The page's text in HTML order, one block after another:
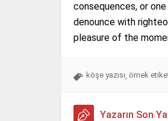
consequences, or
denounce with
pleasure of the
köşe yazısı, örnek
Yazarın Son